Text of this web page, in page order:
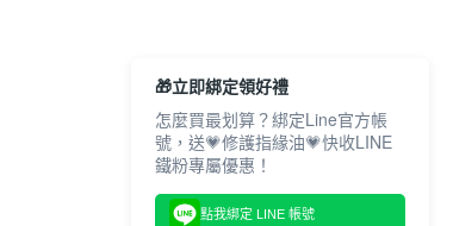
🎁立即綁定領好禮
怎麼買最划算？綁定Line官方帳
號，送💗修護指緣油💗快收LINE
鐵粉專屬優惠！
點我綁定 LINE 帳號